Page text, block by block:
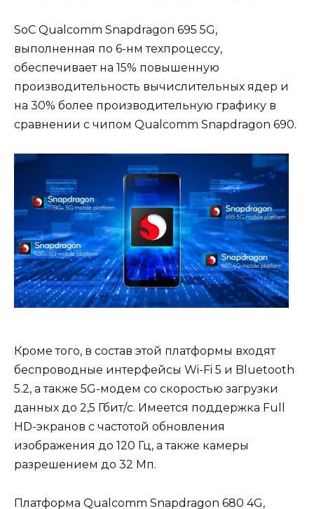
SoC Qualcomm Snapdragon 695 5G,
выполненная по 6-нм техпроцессу,
обеспечивает на 15% повышенную
производительность вычислительных ядер и
на 30% более производительную графику в
сравнении с чипом Qualcomm Snapdragon 690.
Кроме того, в состав этой платформы входят
беспроводные интерфейсы Wi-Fi 5 и Bluetooth
5.2, а также 5G-модем со скоростью загрузки
данных до 2,5 Гбит/с. Имеется поддержка Full
HD-экранов с частотой обновления
изображения до 120 Гц, а также камеры
разрешением до 32 Мп.
Платформа Qualcomm Snapdragon 680 4G,